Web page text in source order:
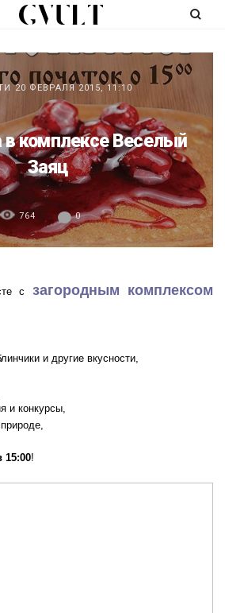
20 ФЕВРАЛЯ 2015, 11:10
комплексе Веселый
Заяц
764 0
с
загородным комплексом
и другие вкусности,
и конкурсы,
15:00!